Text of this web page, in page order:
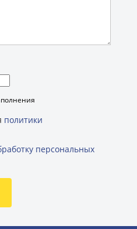
политики
персональных